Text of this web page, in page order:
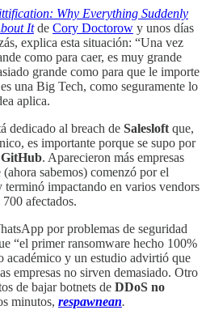
Why Everything Suddenly
It de Cory Doctorow y unos días
explica esta situación: “Una vez
como para caer, es muy grande
grande como para que le importe
una Big Tech, como seguramente lo
aplica.
dedicado al breach de Salesloft que,
es importante porque se supo por
GitHub. Aparecieron más empresas
sabemos) comenzó por el
impactando en varios vendors
afectados.
por problemas de seguridad
“el primer ransomware hecho 100%
académico y un estudio advirtió que
empresas no sirven demasiado. Otro
de bajar botnets de DDoS no
minutos, respawnean.